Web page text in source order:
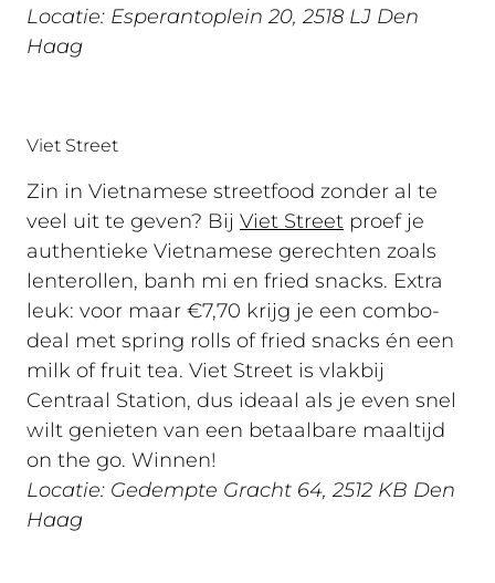
Locatie: Esperantoplein 20, 2518 LJ Den
Haag
Viet Street
Zin in Vietnamese streetfood zonder al te
veel uit te geven? Bij Viet Street proef je
authentieke Vietnamese gerechten zoals
lenterollen, banh mi en fried snacks. Extra
leuk: voor maar €7,70 krijg je een combo-
deal met spring rolls of fried snacks én een
milk of fruit tea. Viet Street is vlakbij
Centraal Station, dus ideaal als je even snel
wilt genieten van een betaalbare maaltijd
on the go. Winnen!
Locatie: Gedempte Gracht 64, 2512 KB Den
Haag